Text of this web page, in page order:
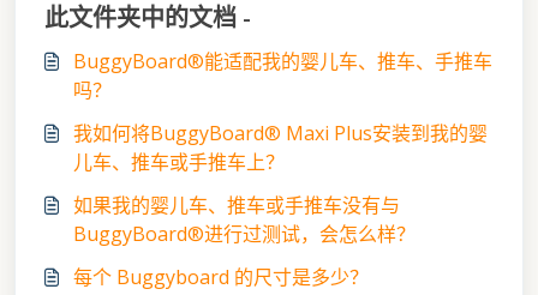
此文件夹中的文档 -
BuggyBoard®能适配我的婴儿车、推车、手推车
吗？
我如何将BuggyBoard® Maxi Plus安装到我的婴
儿车、推车或手推车上？
如果我的婴儿车、推车或手推车没有与
BuggyBoard®进行过测试，会怎么样？
每个 Buggyboard 的尺寸是多少？